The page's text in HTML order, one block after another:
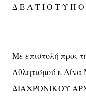
Δ Ε Λ Τ Ι Ο Τ Υ Π
Με επιστολή προς
Αθλητισμού κ
ΔΙΑΧΡΟΝΙΚΟΥ